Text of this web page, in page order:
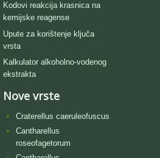
Kodovi reakcija krasnica na
kemijske reagense
Upute za korištenje ključa
vrsta
Kalkulator alkoholno-vodenog
ekstrakta
Nove vrste
Craterellus caeruleofuscus
Cantharellus
roseofagetorum